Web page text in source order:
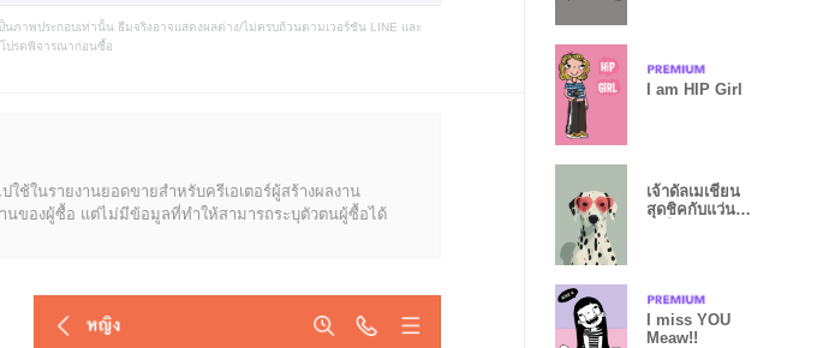
นภาพประกอบเท่านั้น ธีมจริงอาจแสดงผลต่าง/ไม่ครบถ้วนตามเวอร์ชัน LINE และ
ปรดพิจารณาก่อนซื้อ
ใช้ในรายงานยอดขายสำหรับครีเอเตอร์ผู้สร้างผลงาน
นของผู้ซื้อ แต่ไม่มีข้อมูลที่ทำให้สามารถระบุตัวตนผู้ซื้อได้
I am HIP Girl
เจ้าดัลเมเชียน
สุดชิคกับแว่นตา
I miss YOU
Meaw!!